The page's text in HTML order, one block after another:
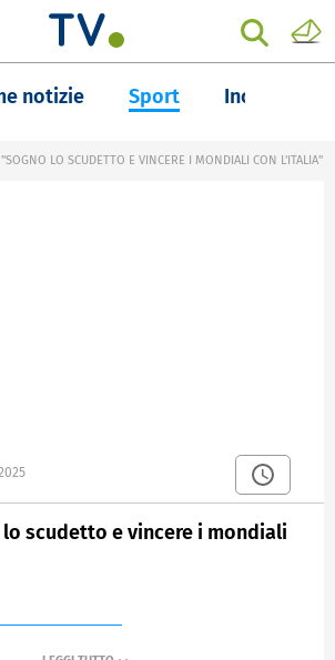
notizie Sport Inchieste
"SOGNO LO SCUDETTO E VINCERE I MONDIALI CON L'ITALIA"
lo scudetto e vincere i mondiali